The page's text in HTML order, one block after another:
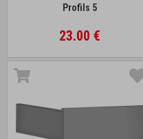
Profils 5
23.00 €